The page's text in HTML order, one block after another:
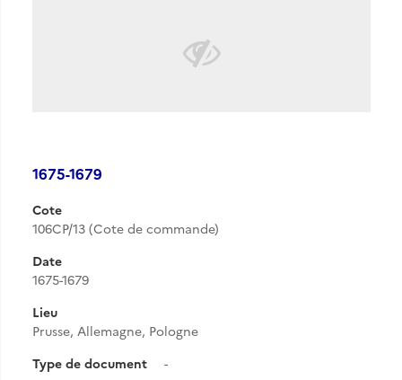
1675-1679
Cote
106CP/13 (Cote de commande)
Date
1675-1679
Lieu
Prusse, Allemagne, Pologne
Type de document
-